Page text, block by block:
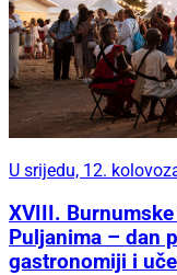
U srijedu, 12.
XVIII.
Puljanima – dan
gastronomiji i